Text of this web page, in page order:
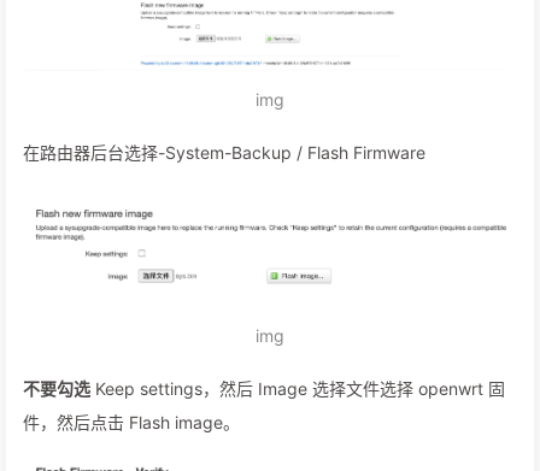
img
在路由器后台选择-System-Backup / Flash Firmware
img
不要勾选 Keep settings，然后 Image 选择文件选择 openwrt 固
件，然后点击 Flash image。